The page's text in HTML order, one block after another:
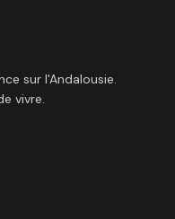
sur l'Andalousie.
vivre.